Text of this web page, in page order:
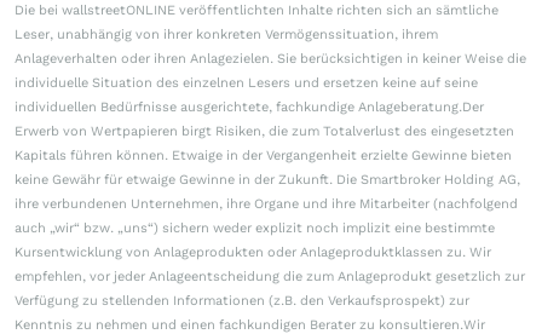
Die bei wallstreetONLINE veröffentlichten Inhalte richten sich an sämtliche
Leser, unabhängig von ihrer konkreten Vermögenssituation, ihrem
Anlageverhalten oder ihren Anlagezielen. Sie berücksichtigen in keiner Weise die
individuelle Situation des einzelnen Lesers und ersetzen keine auf seine
individuellen Bedürfnisse ausgerichtete, fachkundige Anlageberatung.Der
Erwerb von Wertpapieren birgt Risiken, die zum Totalverlust des eingesetzten
Kapitals führen können. Etwaige in der Vergangenheit erzielte Gewinne bieten
keine Gewähr für etwaige Gewinne in der Zukunft. Die Smartbroker Holding AG,
ihre verbundenen Unternehmen, ihre Organe und ihre Mitarbeiter (nachfolgend
auch „wir“ bzw. „uns“) sichern weder explizit noch implizit eine bestimmte
Kursentwicklung von Anlageprodukten oder Anlageproduktklassen zu. Wir
empfehlen, vor jeder Anlageentscheidung die zum Anlageprodukt gesetzlich zur
Verfügung zu stellenden Informationen (z.B. den Verkaufsprospekt) zur
Kenntnis zu nehmen und einen fachkundigen Berater zu konsultieren.Wir